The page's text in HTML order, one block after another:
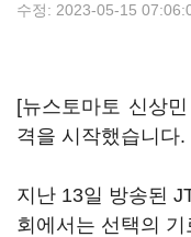
수정: 2023-05-15
[뉴스토마토 신상
격을 시작했습니다.
지난 13일 방송된
회에서는 선택의